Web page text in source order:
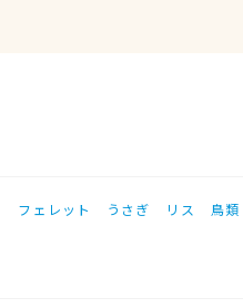
フェレット うさぎ リス 鳥類